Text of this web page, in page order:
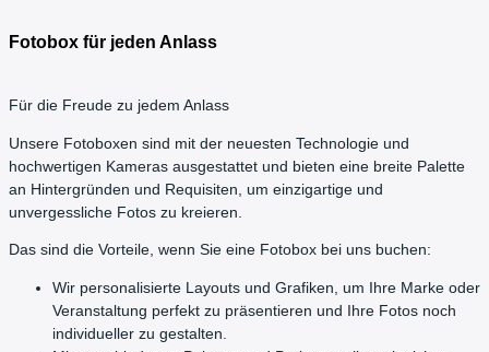
Fotobox für jeden Anlass
Für die Freude zu jedem Anlass
Unsere Fotoboxen sind mit der neuesten Technologie und
hochwertigen Kameras ausgestattet und bieten eine breite Palette
an Hintergründen und Requisiten, um einzigartige und
unvergessliche Fotos zu kreieren.
Das sind die Vorteile, wenn Sie eine Fotobox bei uns buchen:
Wir personalisierte Layouts und Grafiken, um Ihre Marke oder
Veranstaltung perfekt zu präsentieren und Ihre Fotos noch
individueller zu gestalten.